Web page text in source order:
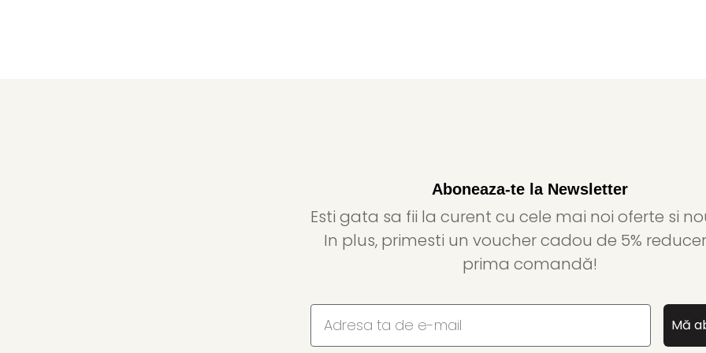
Aboneaza-te la Newsletter
Esti gata sa fii la curent cu cele mai noi oferte si
In plus, primesti un voucher cadou de 5%
prima comandă!
Mă